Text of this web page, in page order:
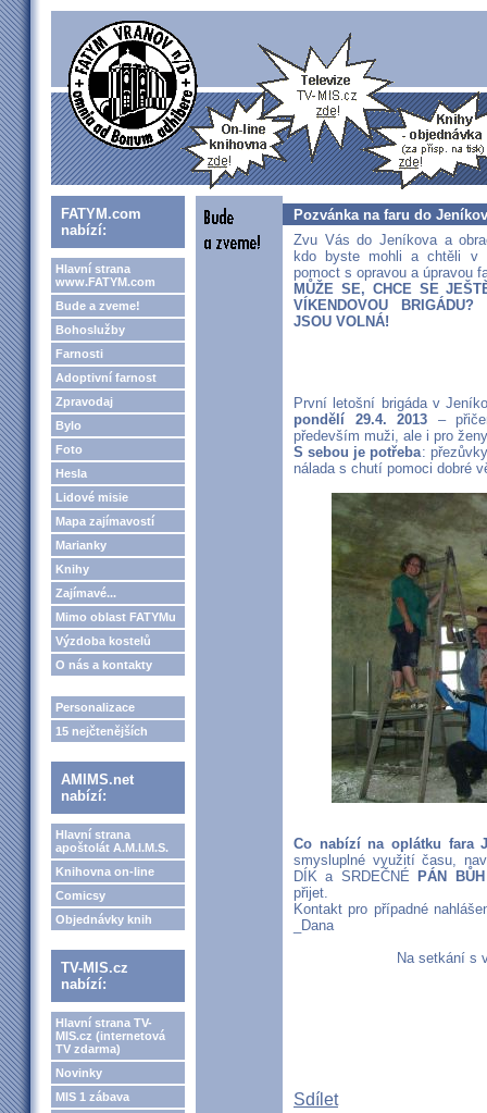
FATYM.com
nabízí:
Hlavní strana
www.FATYM.com
Bude a zveme!
Bohoslužby
Farnosti
Adoptivní farnost
Zpravodaj
Bylo
Foto
Hesla
Lidové misie
Mapa zajímavostí
Marianky
Knihy
Zajímavé...
Mimo oblast FATYMu
Výzdoba kostelů
O nás a kontakty
Personalizace
15 nejčtenějších
AMIMS.net
nabízí:
Hlavní strana
apoštolát A.M.I.M.S.
Knihovna on-line
Comicsy
Objednávky knih
TV-MIS.cz
nabízí:
Hlavní strana TV-
MIS.cz (internetová
TV zdarma)
Novinky
MIS 1 zábava
Pozvánka na faru do
Zvu Vás do Jeníkova a
kdo byste mohli a chtěli v
pomoct s opravou a úpravou
MŮŽE SE, CHCE SE
VÍKENDOVOU
JSOU VOLNÁ!
První letošní brigáda v
pondělí 29.4. 2013 –
především muži, ale i pro
S sebou je potřeba:
nálada s chutí pomoci dobré
Co nabízí na oplátku fara
smysluplné využití času,
DÍK a SRDEČNÉ
PÁN
přijet.
Kontakt pro případné
_Dana
Na setkání s
Sdílet